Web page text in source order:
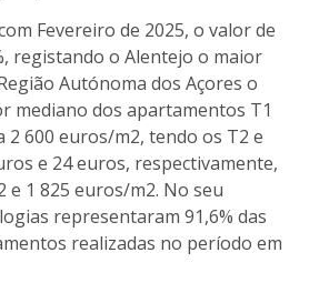
Fevereiro de 2025, o valor de
registando o Alentejo o maior
Autónoma dos Açores o
mediano dos apartamentos T1
2 600 euros/m2, tendo os T2 e
e 24 euros, respectivamente,
e 1 825 euros/m2. No seu
representaram 91,6% das
realizadas no período em